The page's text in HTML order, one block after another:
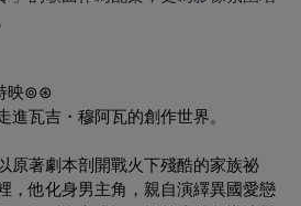
映⊚⊛
進瓦吉・穆阿瓦的創作世界。
原著劇本剖開戰火下殘酷的家族祕
，他化身男主角，親自演繹異國愛戀